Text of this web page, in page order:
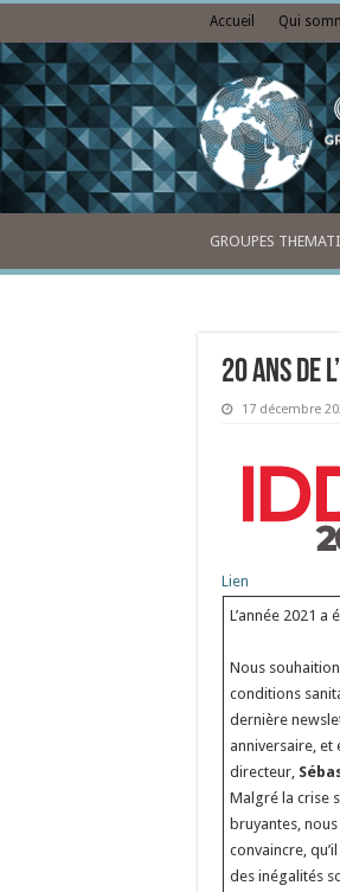
Accueil Qui
GROUPES
20 ANS DE
17 décembre
Lien
L’année 2021 a
Nous
conditions
dernière
anniversaire, et
directeur,
Malgré la crise
bruyantes,
convaincre,
des inégalités